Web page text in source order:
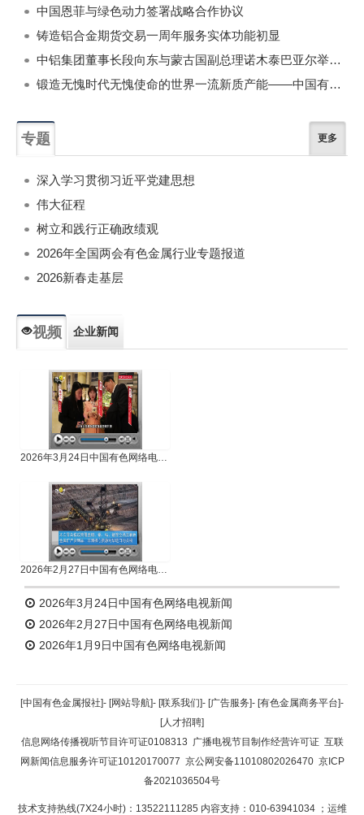
中国恩菲与绿色动力签署战略合作协议
铸造铝合金期货交易一周年服务实体功能初显
中铝集团董事长段向东与蒙古国副总理诺木泰巴亚尔举行会谈
锻造无愧时代无愧使命的世界一流新质产能——中国有色金属工业的战略应对与破局之道（二）
专题 更多
深入学习贯彻习近平党建思想
伟大征程
树立和践行正确政绩观
2026年全国两会有色金属行业专题报道
2026新春走基层
视频 企业新闻
2026年3月24日中国有色网络电视新闻
2026年2月27日中国有色网络电视新闻
2026年3月24日中国有色网络电视新闻
2026年2月27日中国有色网络电视新闻
2026年1月9日中国有色网络电视新闻
[中国有色金属报社]- [网站导航]- [联系我们]- [广告服务]- [有色金属商务平台]-
[人才招聘]
信息网络传播视听节目许可证0108313 广播电视节目制作经营许可证 互联
网新闻信息服务许可证10120170077 京公网安备11010802026470 京ICP
备2021036504号
技术支持热线(7X24小时)：13522111285 内容支持：010-63941034 ；运维